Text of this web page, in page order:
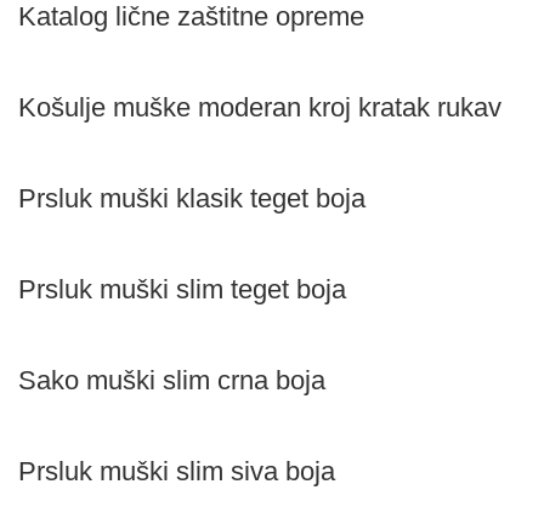
Katalog lične zaštitne opreme
Košulje muške moderan kroj kratak rukav
Prsluk muški klasik teget boja
Prsluk muški slim teget boja
Sako muški slim crna boja
Prsluk muški slim siva boja